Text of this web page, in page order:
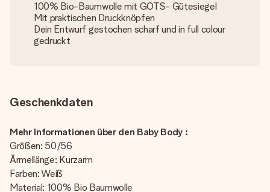
100% Bio-Baumwolle mit GOTS- Gütesiegel
Mit praktischen Druckknöpfen
Dein Entwurf gestochen scharf und in full colour
gedruckt
Geschenkdaten
Mehr Informationen über den Baby Body :
Größen: 50/56
Ärmellänge: Kurzarm
Farben: Weiß
Material: 100% Bio Baumwolle